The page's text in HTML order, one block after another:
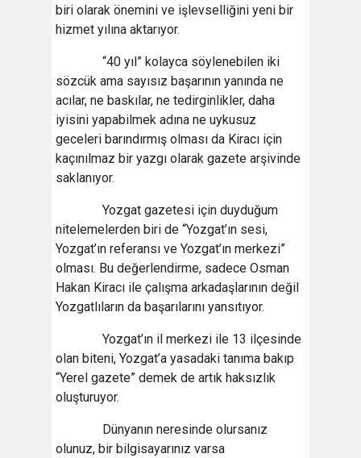
biri olarak önemini ve işlevselliğini yeni bir
hizmet yılına aktarıyor.
“40 yıl” kolayca söylenebilen iki
sözcük ama sayısız başarının yanında ne
acılar, ne baskılar, ne tedirginlikler, daha
iyisini yapabilmek adına ne uykusuz
geceleri barındırmış olması da Kiracı için
kaçınılmaz bir yazgı olarak gazete arşivinde
saklanıyor.
Yozgat gazetesi için duyduğum
nitelemelerden biri de “Yozgat’ın sesi,
Yozgat’ın referansı ve Yozgat’ın merkezi”
olması. Bu değerlendirme, sadece Osman
Hakan Kiracı ile çalışma arkadaşlarının değil
Yozgatlıların da başarılarını yansıtıyor.
Yozgat’ın il merkezi ile 13 ilçesinde
olan biteni, Yozgat’a yasadaki tanıma bakıp
“Yerel gazete” demek de artık haksızlık
oluşturuyor.
Dünyanın neresinde olursanız
olunuz, bir bilgisayarınız varsa